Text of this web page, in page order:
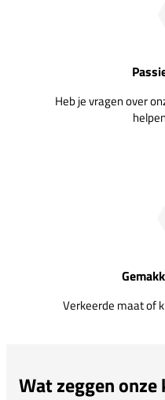
Heb je vragen over
Verkeerde maat of
Wat zeggen onze